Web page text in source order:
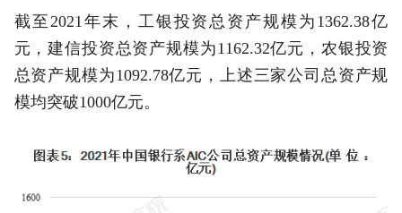
截至2021年末，工银投资总资产规模为1362.38亿
元，建信投资总资产规模为1162.32亿元，农银投资
总资产规模为1092.78亿元，上述三家公司总资产规
模均突破1000亿元。